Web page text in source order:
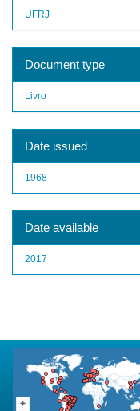
UFRJ
Document type
Livro
Date issued
1968
Date available
2017